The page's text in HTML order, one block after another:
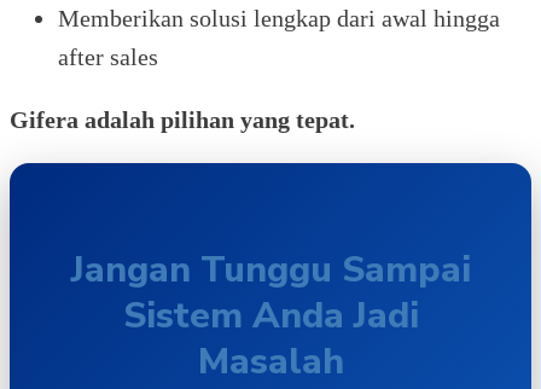
Memberikan solusi lengkap dari awal hingga
after sales
Gifera adalah pilihan yang tepat.
Jangan Tunggu Sampai
Sistem Anda Jadi
Masalah